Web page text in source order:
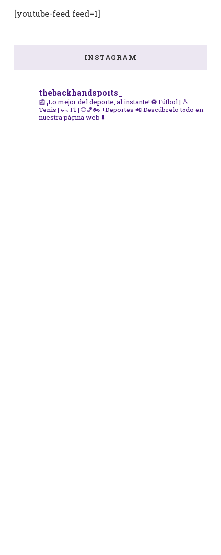
[youtube-feed feed=1]
INSTAGRAM
thebackhandsports_
📰 ¡Lo mejor del deporte, al instante! ⚽ Fútbol | 🎾
Tenis | 🏎️ F1 | ⚾🏀🏍️ +Deportes 📲 Descúbrelo todo en
nuestra página web ⬇️